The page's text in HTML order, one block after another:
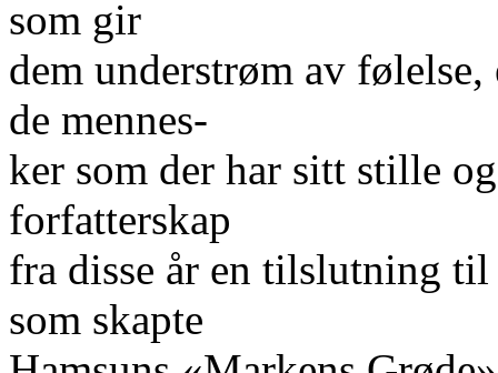
som gir
dem understrøm av
de mennes-
ker som der har sitt stille
forfatterskap
fra disse år en tilslutning
som skapte